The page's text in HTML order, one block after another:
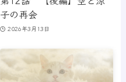
子の再会
2026年3月13日